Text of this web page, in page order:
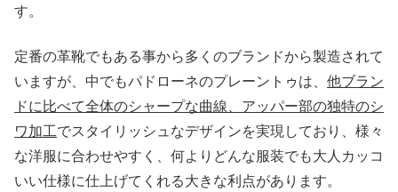
す。
定番の革靴でもある事から多くのブランドから製造されて
いますが、中でもパドローネのプレーントゥは、 他ブラン
ドに比べて全体のシャープな曲線、アッパー部の独特のシ
ワ加工でスタイリッシュなデザインを実現しており、様々
な洋服に合わせやすく、何よりどんな服装でも大人カッコ
いい仕様に仕上げてくれる大きな利点があります。